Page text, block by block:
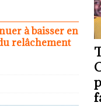
à baisser en
relâchement